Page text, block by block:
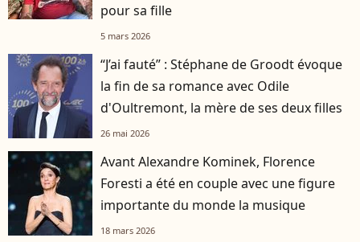
pour sa fille
5 mars 2026
“J’ai fauté” : Stéphane de Groodt évoque
la fin de sa romance avec Odile
d'Oultremont, la mère de ses deux filles
26 mai 2026
Avant Alexandre Kominek, Florence
Foresti a été en couple avec une figure
importante du monde la musique
18 mars 2026